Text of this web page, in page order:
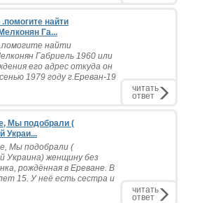
найти
Га...
найти
Габриель 1960 или
его адрес откуда он
1979 году г.Ереван-19
читать
ответ
Мы подобрали (
Украи...
Мы подобрали (
Украина) женщину без
рождённая в Ереване. В
15. У неё есть сестра и
читать
ответ